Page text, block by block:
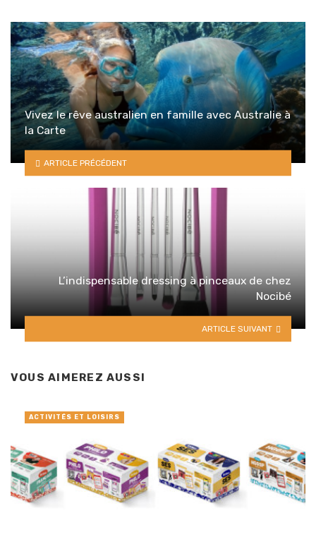
Vivez le rêve australien en famille avec Australie à
la Carte
ARTICLE PRÉCÉDENT
L’indispensable dressing à pinceaux de chez
Nocibé
ARTICLE SUIVANT
VOUS AIMEREZ AUSSI
ACTIVITÉS ET LOISIRS